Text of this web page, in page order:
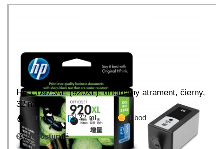
HP CD975AE (920XL), originálny atrament, čierny,
32 ml
čierna 32 ml 1 bod
Nedostupné